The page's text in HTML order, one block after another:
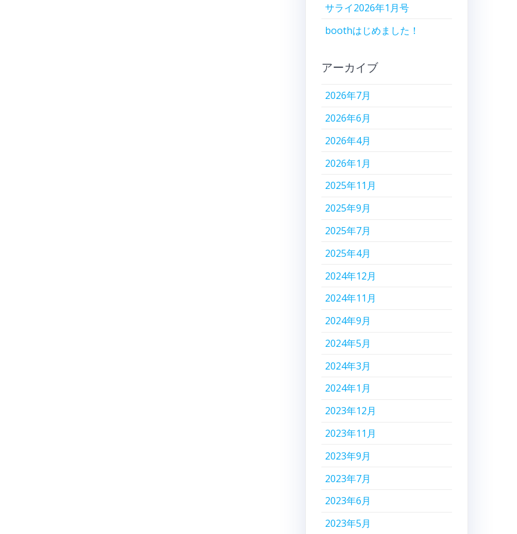
サライ2026年1月号
boothはじめました！
アーカイブ
2026年7月
2026年6月
2026年4月
2026年1月
2025年11月
2025年9月
2025年7月
2025年4月
2024年12月
2024年11月
2024年9月
2024年5月
2024年3月
2024年1月
2023年12月
2023年11月
2023年9月
2023年7月
2023年6月
2023年5月